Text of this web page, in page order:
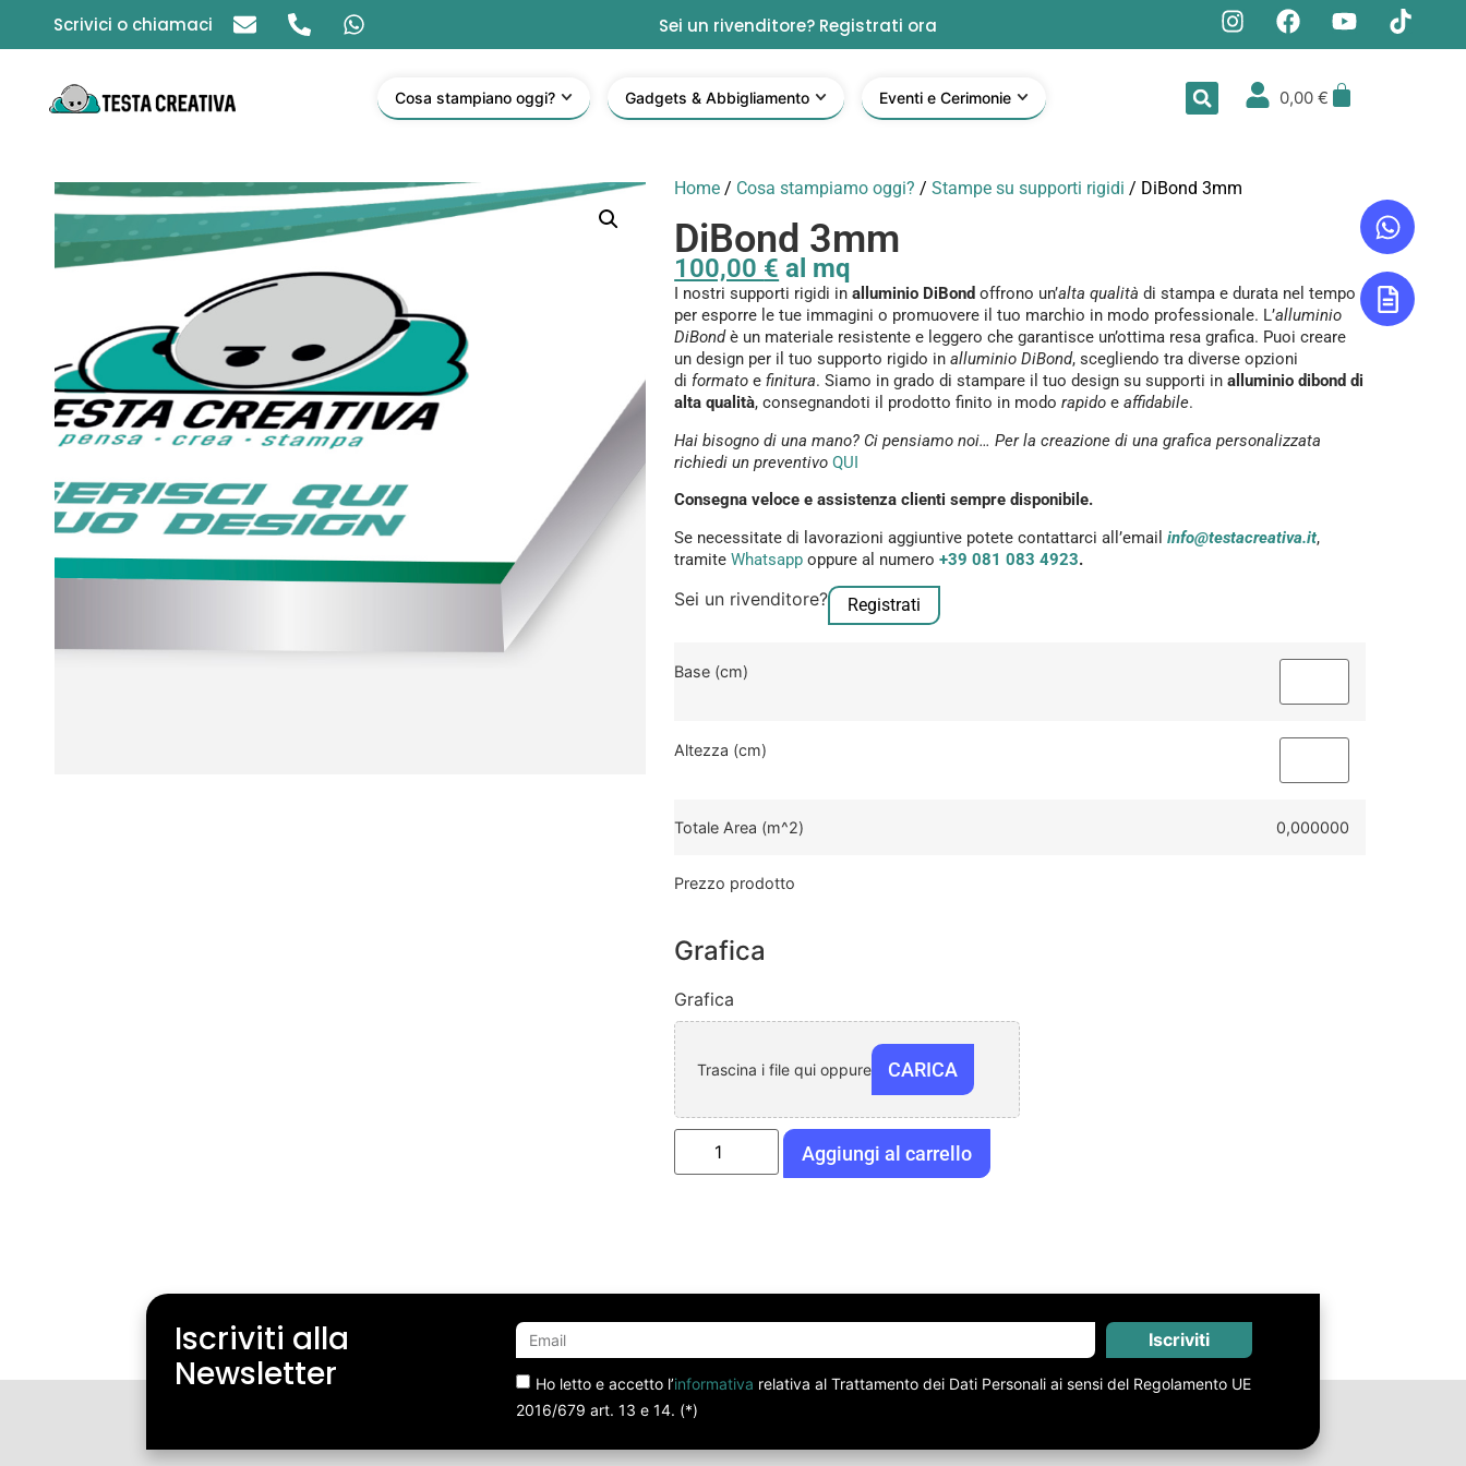
Scrivici o chiamaci Sei un rivenditore? Registrati ora
Cosa stampiano oggi? Gadgets & Abbigliamento Eventi e Cerimonie 0,00€
Home / Cosa stampiamo oggi? /Stampe su supporti rigidi / DiBond 3mm
DiBond 3mm
100,00 € al mq
I nostri supporti rigidi inalluminio DiBond offrono un’alta qualità di stampa e durata nel tempo
per esporre le tue immagini o promuovere il tuo marchio in modo professionale. L’alluminio
DiBondè un materiale resistente e leggero che garantisce un’ottima resa grafica. Puoi creare
un design per il tuo supporto rigido inalluminio DiBond, scegliendo tra diverse opzioni
di formatoe finitura. Siamo in grado di stampare il tuo design su supporti inalluminio dibond di
alta qualità, consegnandoti il prodotto finito in modorapido eaffidabile.
Hai bisogno di una mano? Ci pensiamo noi… Per la creazione di una grafica personalizzata
richiedi un preventivoQUI
Consegna veloce e assistenza clienti sempre disponibile.
Se necessitate di lavorazioni aggiuntive potete contattarci all’emailinfo@testacreativa.it,
tramiteWhatsapp oppure al numero+39 081 083 4923.
Sei un rivenditore? Registrati
Base (cm)
Altezza (cm)
Totale Area (m^2) 0,000000
Prezzo prodotto
Grafica
Grafica
Trascina i file qui oppure CARICA
Aggiungi al carrello
Iscriviti alla
Newsletter
Ho letto e accetto l’informativa relativa al Trattamento dei Dati Personali ai sensi del Regolamento UE
2016/679 art. 13 e 14. (*)
Iscriviti